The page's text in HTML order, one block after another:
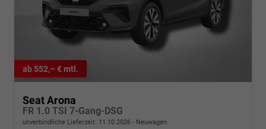
ab 552,– € mtl.
Seat Arona
FR 1.0 TSI 7-Gang-DSG
unverbindliche Lieferzeit: 11.10.2026 Neuwagen